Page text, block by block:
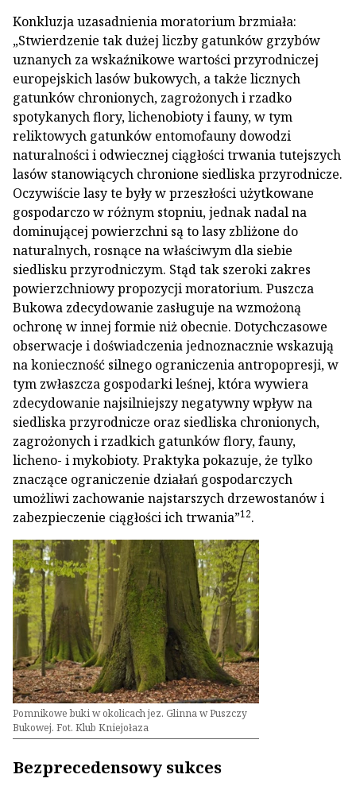
Konkluzja uzasadnienia moratorium brzmiała:
„Stwierdzenie tak dużej liczby gatunków grzybów
uznanych za wskaźnikowe wartości przyrodniczej
europejskich lasów bukowych, a także licznych
gatunków chronionych, zagrożonych i rzadko
spotykanych flory, lichenobioty i fauny, w tym
reliktowych gatunków entomofauny dowodzi
naturalności i odwiecznej ciągłości trwania tutejszych
lasów stanowiących chronione siedliska przyrodnicze.
Oczywiście lasy te były w przeszłości użytkowane
gospodarczo w różnym stopniu, jednak nadal na
dominującej powierzchni są to lasy zbliżone do
naturalnych, rosnące na właściwym dla siebie
siedlisku przyrodniczym. Stąd tak szeroki zakres
powierzchniowy propozycji moratorium. Puszcza
Bukowa zdecydowanie zasługuje na wzmożoną
ochronę w innej formie niż obecnie. Dotychczasowe
obserwacje i doświadczenia jednoznacznie wskazują
na konieczność silnego ograniczenia antropopresji, w
tym zwłaszcza gospodarki leśnej, która wywiera
zdecydowanie najsilniejszy negatywny wpływ na
siedliska przyrodnicze oraz siedliska chronionych,
zagrożonych i rzadkich gatunków flory, fauny,
licheno- i mykobioty. Praktyka pokazuje, że tylko
znaczące ograniczenie działań gospodarczych
umożliwi zachowanie najstarszych drzewostanów i
zabezpieczenie ciągłości ich trwania”12.
Pomnikowe buki w okolicach jez. Glinna w Puszczy
Bukowej. Fot. Klub Kniejołaza
Bezprecedensowy sukces